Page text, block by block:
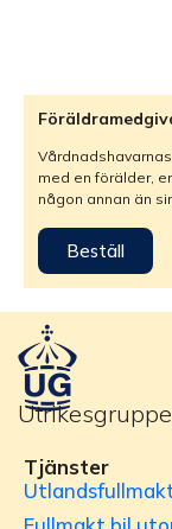
med en förälder,
någon annan än
Beställ
Tjänster